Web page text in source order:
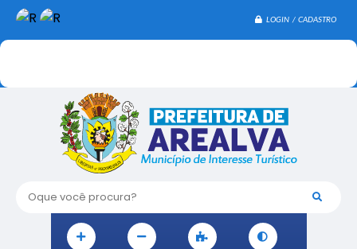
LOGIN / CADASTRO
Oque você procura?